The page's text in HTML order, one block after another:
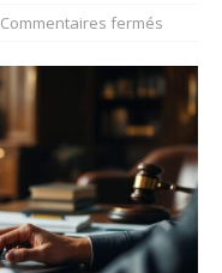
Commentaires fermés